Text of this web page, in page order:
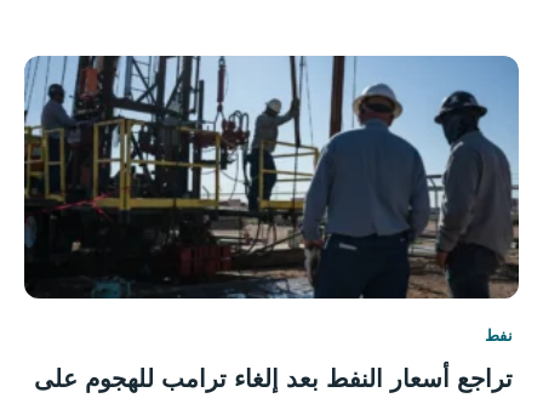
نفط
تراجع أسعار النفط بعد إلغاء ترامب للهجوم على